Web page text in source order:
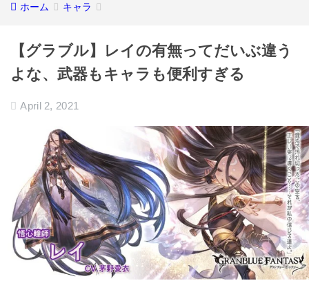
ホーム キャラ
【グラブル】レイの有無ってだいぶ違う
よな、武器もキャラも便利すぎる
April 2, 2021